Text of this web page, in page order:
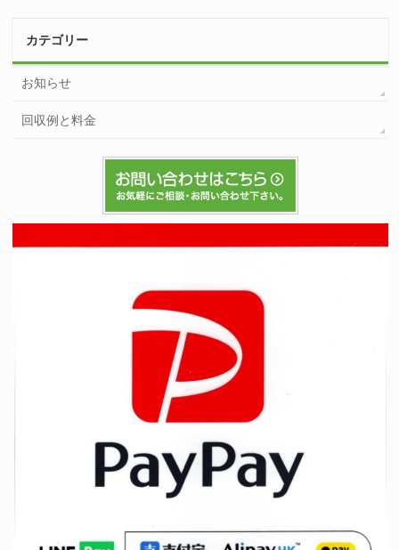
カテゴリー
お知らせ
回収例と料金